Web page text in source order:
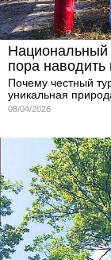
пора наводить
Почему честный
уникальная
08/04/2026